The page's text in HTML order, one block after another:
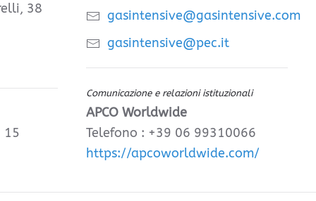
38
15
gasintensive@gasintensive.com
gasintensive@pec.it
Comunicazione e relazioni istituzionali
APCO Worldwide
Telefono : +39 06 99310066
https://apcoworldwide.com/